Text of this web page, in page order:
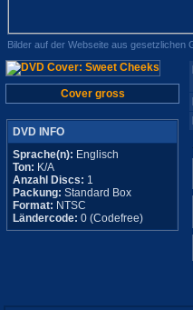
Bilder auf der Webseite aus gesetzlichen
Cover gross
DVD INFO
Sprache(n): Englisch
Ton: K/A
Anzahl Discs: 1
Packung: Standard Box
Format: NTSC
Ländercode: 0 (Codefree)